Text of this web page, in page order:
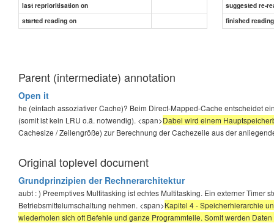
last reprioritisation on
suggested re-
started reading on
finished
Parent (intermediate) annotation
Open it
he (einfach assoziativer Cache)? Beim Direct-Mapped-Cache entscheidet
(somit ist kein LRU o.ä. notwendig). <span>Dabei wird einem
Cachesize / Zeilengröße) zur Berechnung der Cachezeile aus der
Original toplevel document
Grundprinzipien der Rechnerarchitektur
aubt : ) Preemptives Multitasking ist echtes Multitasking. Ein externer Timer
Betriebsmittelumschaltung nehmen. <span>Kapitel 4 - Speicherhierarchie
wiederholen sich oft Befehle und ganze Programmteile. Somit werden